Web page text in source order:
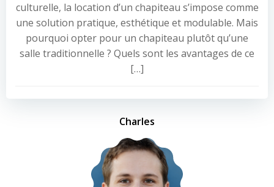
culturelle, la location d’un chapiteau s’impose comme
une solution pratique, esthétique et modulable. Mais
pourquoi opter pour un chapiteau plutôt qu’une
salle traditionnelle ? Quels sont les avantages de ce
[…]
Charles